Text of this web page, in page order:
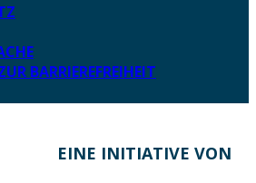
BARRIEREFREIHEIT
EINE INITIATIVE VON